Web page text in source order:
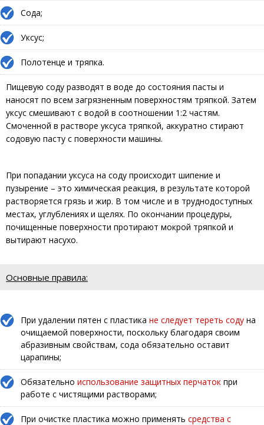
Сода;
Уксус;
Полотенце и тряпка.
Пищевую соду разводят в воде до состояния пасты и
наносят по всем загрязненным поверхностям тряпкой. Затем
уксус смешивают с водой в соотношении 1:2 частям.
Смоченной в растворе уксуса тряпкой, аккуратно стирают
содовую пасту с поверхности машины.
При попадании уксуса на соду происходит шипение и
пузырение – это химическая реакция, в результате которой
растворяется грязь и жир. В том числе и в труднодоступных
местах, углублениях и щелях. По окончании процедуры,
почищенные поверхности протирают мокрой тряпкой и
вытирают насухо.
Основные правила:
При удалении пятен с пластика не следует тереть соду на
очищаемой поверхности, поскольку благодаря своим
абразивным свойствам, сода обязательно оставит
царапины;
Обязательно использование защитных перчаток при
работе с чистящими растворами;
При очистке пластика можно применять средства с